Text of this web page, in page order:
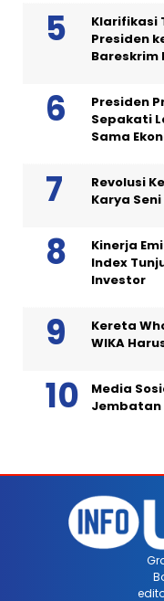
Klarifikasi
Presiden
Bareskrim
Presiden
Sepakati
Sama
Revolusi
Karya
Kinerja
Index
Investor
Kereta
WIKA
Media
Jembatan